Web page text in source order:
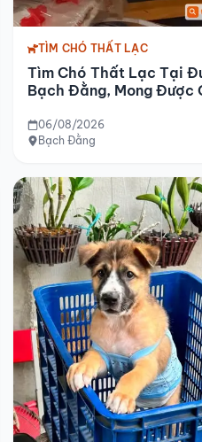
TÌM CHÓ THẤT LẠC
Tìm Chó Thất Lạc Tại
Bạch Đằng, Mong Được
06/08/2026
Bạch Đằng